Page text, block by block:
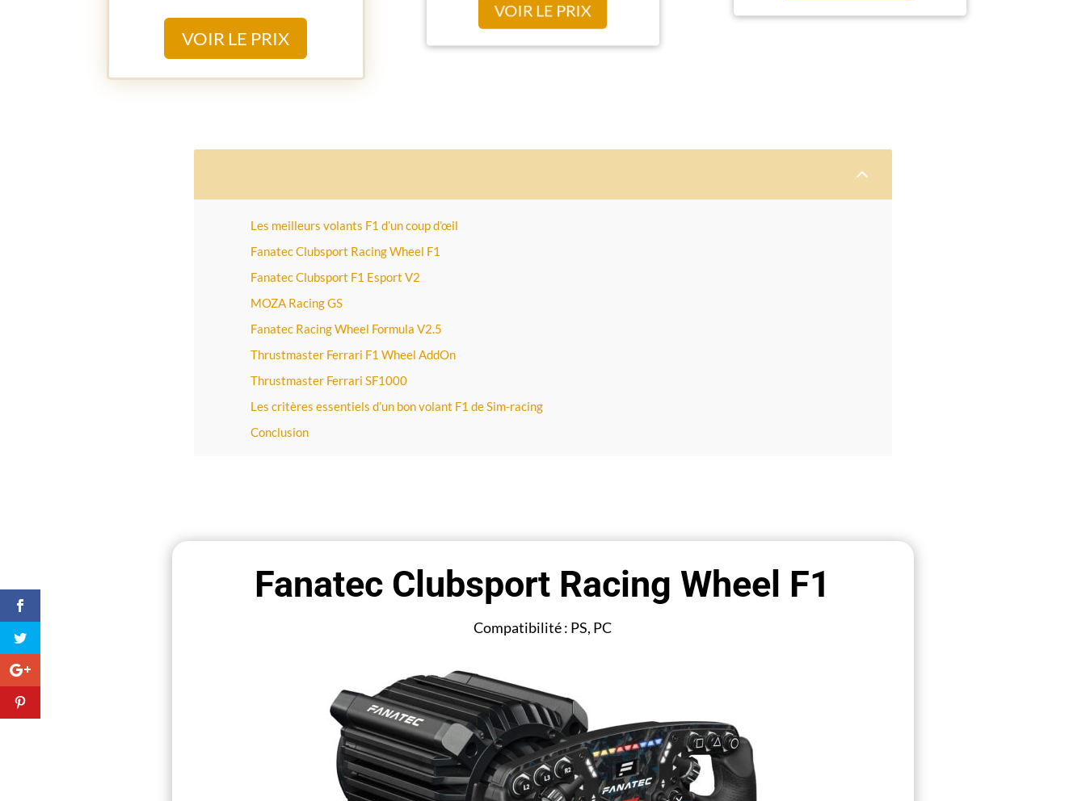
VOIR LE PRIX
VOIR LE PRIX
2
Les meilleurs volants F1 d’un coup d’œil
Fanatec Clubsport Racing Wheel F1
Fanatec Clubsport F1 Esport V2
MOZA Racing GS
Fanatec Racing Wheel Formula V2.5
Thrustmaster Ferrari F1 Wheel AddOn
Thrustmaster Ferrari SF1000
Les critères essentiels d’un bon volant F1 de Sim-racing
Conclusion
Fanatec Clubsport Racing Wheel F1
Compatibilité : PS, PC